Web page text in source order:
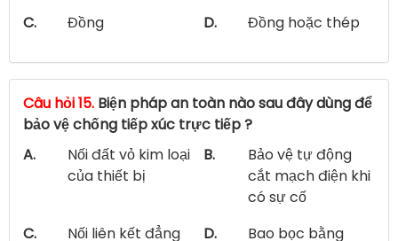
C.
Đồng D. Đồng hoặc thép
Câu hỏi 15. Biện pháp an toàn nào sau đây dùng để
bảo vệ chống tiếp xúc trực tiếp ?
A.
Nối đất vỏ kim loại
của thiết bị
B.
Bảo vệ tự động
cắt mạch điện khi
có sự cố
C.
Nối liên kết đẳng
D.
Bao bọc bằng